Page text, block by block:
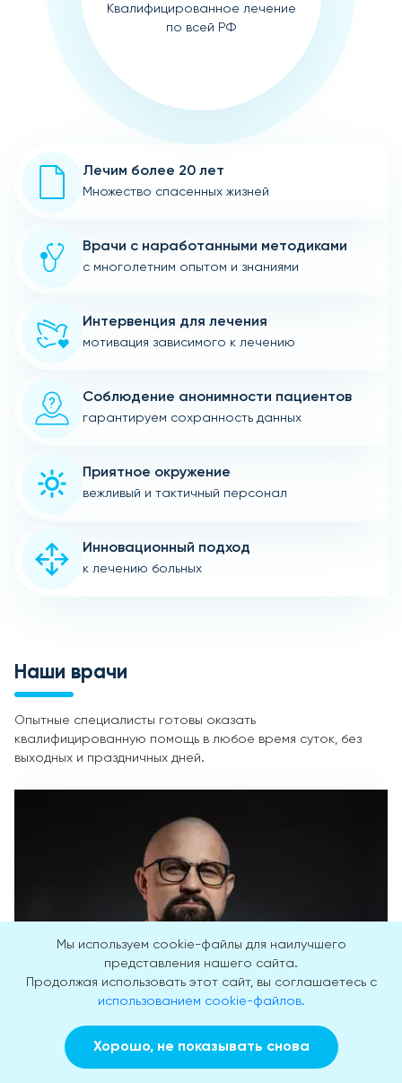
Квалифицированное лечение
по всей РФ
Лечим более 20 лет
Множество спасенных жизней
Врачи с наработанными методиками
с многолетним опытом и знаниями
Интервенция для лечения
мотивация зависимого к лечению
Соблюдение анонимности пациентов
гарантируем сохранность данных
Приятное окружение
вежливый и тактичный персонал
Инновационный подход
к лечению больных
Наши врачи
Опытные специалисты готовы оказать
квалифицированную помощь в любое время суток, без
выходных и праздничных дней.
Мы используем cookie-файлы для наилучшего
представления нашего сайта.
Продолжая использовать этот сайт, вы соглашаетесь с
использованием cookie-файлов.
Хорошо, не показывать снова
Заказать звонок Вызвать врача на дом